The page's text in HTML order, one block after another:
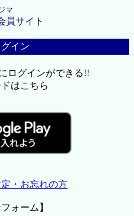
マ
員サイト
イン
ログインができる!!
はこちら
・お忘れの方
ォーム】